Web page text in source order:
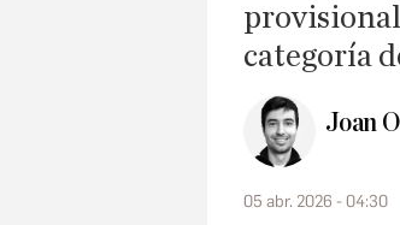
categoría
Joan
05 abr. 2026 - 04:30